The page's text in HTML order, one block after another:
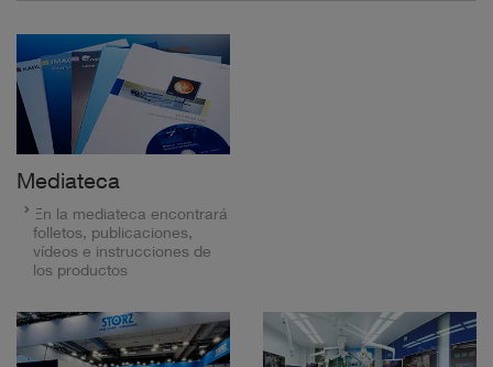
Mediateca
En la mediateca encontrará
folletos, publicaciones,
vídeos e instrucciones de
los productos